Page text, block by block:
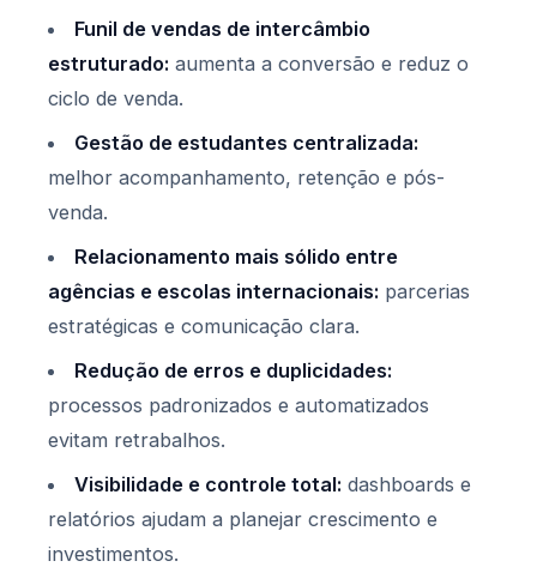
Funil de vendas de intercâmbio
estruturado: aumenta a conversão e reduz o
ciclo de venda.
Gestão de estudantes centralizada:
melhor acompanhamento, retenção e pós-
venda.
Relacionamento mais sólido entre
agências e escolas internacionais: parcerias
estratégicas e comunicação clara.
Redução de erros e duplicidades:
processos padronizados e automatizados
evitam retrabalhos.
Visibilidade e controle total: dashboards e
relatórios ajudam a planejar crescimento e
investimentos.